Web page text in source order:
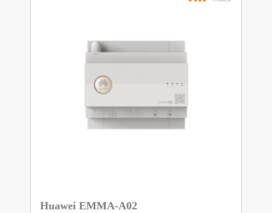
Huawei EMMA-A02